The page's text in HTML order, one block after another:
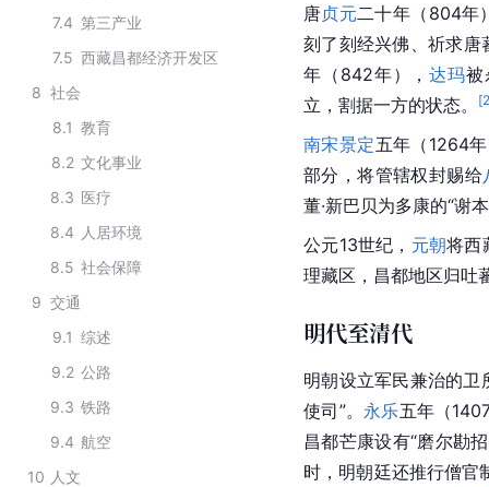
7.4 第三产业
7.5 西藏昌都经济开发区
8 社会
8.1 教育
8.2 文化事业
8.3 医疗
8.4 人居环境
8.5 社会保障
9 交通
9.1 综述
9.2 公路
9.3 铁路
9.4 航空
10 人文
唐贞元二十年（804年
刻了刻经兴佛、祈求唐
年（842年），达玛被
立，割据一方的状态。
[
南宋景定五年（1264
部分，将管辖权封赐给
董·新巴贝为多康的“谢
公元13世纪， 元朝将西
理藏区 ，昌都地区归
明代至清代
明朝设立军民兼治的卫
使司”。 永乐五年（
昌都芒康设有“磨尔勘
时， 明朝廷还推行僧官